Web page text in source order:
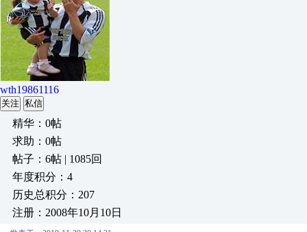
wth19861116
关注 私信
精华：0帖
求助：0帖
帖子：6帖 | 1085回
年度积分：4
历史总积分：207
注册：2008年10月10日